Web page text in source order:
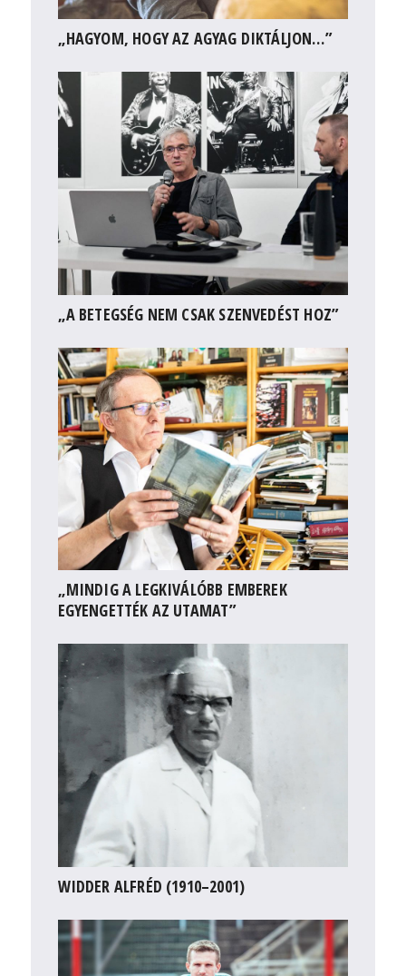
„HAGYOM, HOGY AZ AGYAG DIKTÁLJON…”
„A BETEGSÉG NEM CSAK SZENVEDÉST HOZ”
„MINDIG A LEGKIVÁLÓBB EMBEREK
EGYENGETTÉK AZ UTAMAT”
WIDDER ALFRÉD (1910–2001)